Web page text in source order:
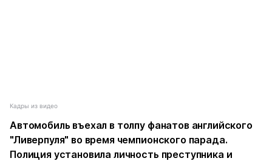
Кадры из видео
Автомобиль въехал в толпу фанатов английского
"Ливерпуля" во время чемпионского парада.
Полиция установила личность преступника и